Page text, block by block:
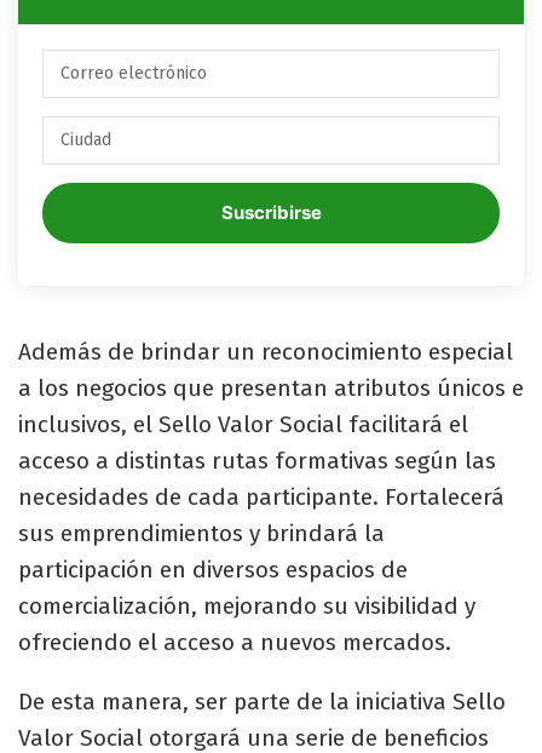
Suscribirse
Además de brindar un reconocimiento especial
a los negocios que presentan atributos únicos e
inclusivos, el Sello Valor Social facilitará el
acceso a distintas rutas formativas según las
necesidades de cada participante. Fortalecerá
sus emprendimientos y brindará la
participación en diversos espacios de
comercialización, mejorando su visibilidad y
ofreciendo el acceso a nuevos mercados.
De esta manera, ser parte de la iniciativa Sello
Valor Social otorgará una serie de beneficios